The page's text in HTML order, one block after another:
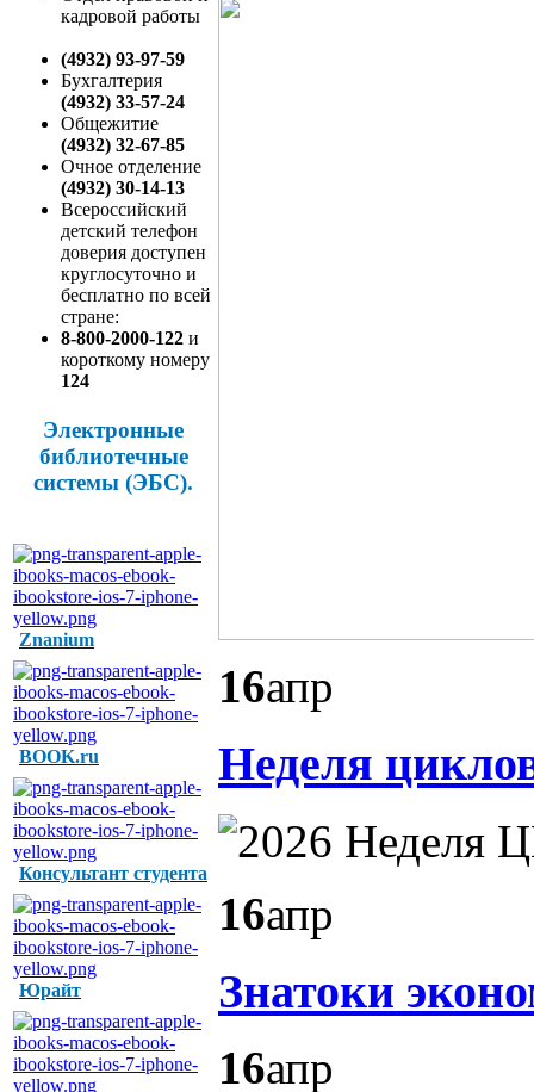
кадровой работы
(4932) 93-97-59
Бухгалтерия
(4932) 33-57-24
Общежитие
(4932) 32-67-85
Очное отделение
(4932) 30-14-13
Всероссийский
детский телефон
доверия доступен
круглосуточно и
бесплатно по всей
стране:
8-800-2000-122 и
короткому номеру
124
Электронные
библиотечные
системы (ЭБС).
Znanium
BOOK.ru
Консультант студента
Юрайт
16апр
Неделя
16апр
Знатоки
16апр